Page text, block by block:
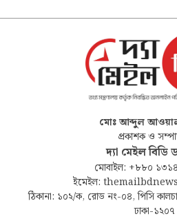
মোঃ আব্দুল
প্রকাশক ও
দ্যা মেইল
মোবাইল: +৮৮০
ইমেইল:
ঠিকানা: ১০২/ক, রোড নং-০৪, পিসি
ঢাকা-১২০৭